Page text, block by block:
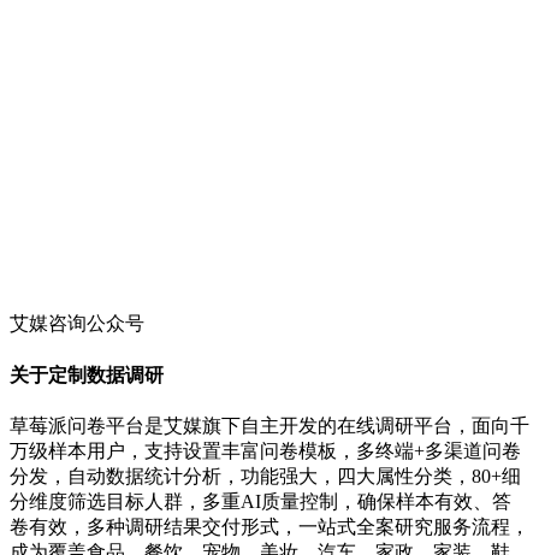
艾媒咨询公众号
关于定制数据调研
草莓派问卷平台是艾媒旗下自主开发的在线调研平台，面向千
万级样本用户，支持设置丰富问卷模板，多终端+多渠道问卷
分发，自动数据统计分析，功能强大，四大属性分类，80+细
分维度筛选目标人群，多重AI质量控制，确保样本有效、答
卷有效，多种调研结果交付形式，一站式全案研究服务流程，